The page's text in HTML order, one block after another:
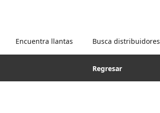
Encuentra llantas Busca distribuidores
Regresar